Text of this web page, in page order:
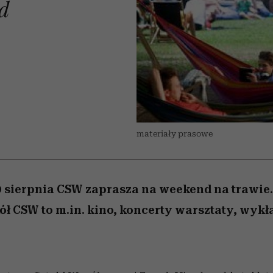
reaktywny”
materiały prasowe
sierpnia CSW zaprasza na weekend na
CSW to m.in. kino, koncerty warsztaty,